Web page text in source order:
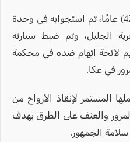
السائق، من سكان قرية شعب (42) عامًا، تم استجوابه في وحدة
الجليل، وتم ضبط سيارته
وتم تقديم لائحة اتهام ضده في محكمة
في عكا.
المستمر لإنقاذ الأرواح من
والعنف على الطرق بهدف
الجمهور.